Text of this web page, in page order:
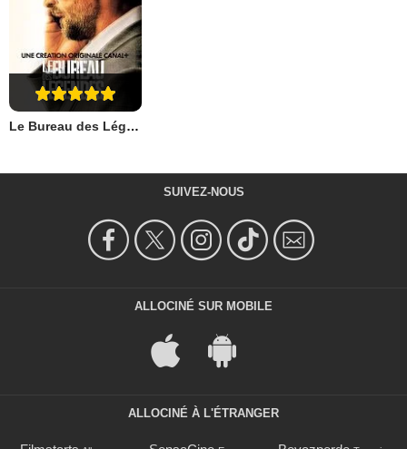
Le Bureau des Légendes
SUIVEZ-NOUS
ALLOCINÉ SUR MOBILE
ALLOCINÉ À L'ÉTRANGER